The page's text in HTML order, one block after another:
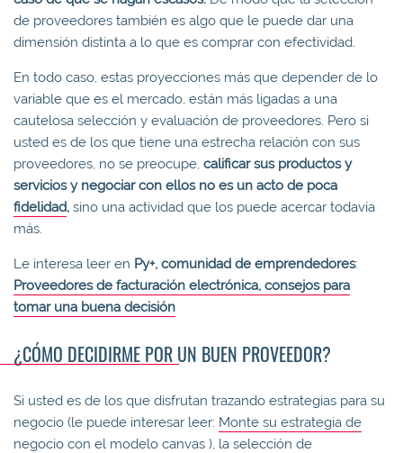
de proveedores también es algo que le puede dar una
dimensión distinta a lo que es comprar con efectividad.
En todo caso, estas proyecciones más que depender de lo
variable que es el mercado, están más ligadas a una
cautelosa selección y evaluación de proveedores. Pero si
usted es de los que tiene una estrecha relación con sus
proveedores, no se preocupe, calificar sus productos y
servicios y negociar con ellos no es un acto de poca
fidelidad, sino una actividad que los puede acercar todavía
más.
Le interesa leer en Py+, comunidad de emprendedores:
Proveedores de facturación electrónica, consejos para
tomar una buena decisión
¿CÓMO DECIDIRME POR UN BUEN PROVEEDOR?
Si usted es de los que disfrutan trazando estrategias para su
negocio (le puede interesar leer: Monte su estrategia de
negocio con el modelo canvas ), la selección de